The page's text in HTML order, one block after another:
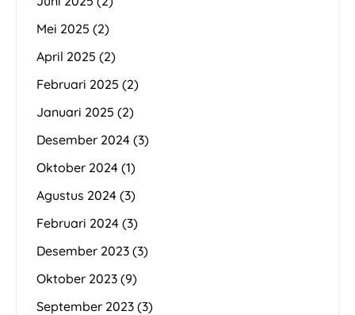
Mei 2025 (2)
April 2025 (2)
Februari 2025 (2)
Januari 2025 (2)
Desember 2024 (3)
Oktober 2024 (1)
Agustus 2024 (3)
Februari 2024 (3)
Desember 2023 (3)
Oktober 2023 (9)
September 2023 (3)